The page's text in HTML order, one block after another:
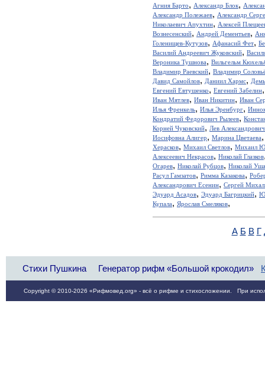
Агния Барто, Александр Блок,
Александр Полежаев, Александр
Николаевич Апухтин, Алексей
Вознесенский, Андрей Дементьев,
Голенищев-Кутузов, Афанасий Фет,
Василий Андреевич Жуковский,
Вероника Тушнова, Вильгельм
Владимир Раевский, Владимир
Давид Самойлов, Даниил Хармс,
Евгений Евтушенко, Евгений Забелин
Иван Мятлев, Иван Никитин, Иван
Илья Френкель, Илья Эренбург,
Кондратий Федорович Рылеев,
Корней Чуковский, Лев
Иосифовна Алигер, Марина Цветаева
Херасков, Михаил Светлов, Михаил
Алексеевич Некрасов, Николай Глазков
Огарев, Николай Рубцов, Николай
Расул Гамзатов, Римма Казакова,
Александрович Есенин, Сергей
Эдуард Асадов, Эдуард Багрицкий,
Купала, Ярослав Смеляков,
А Б В Г
Стихи Пушкина Генератор рифм «Большой крокодил»
Copyright © 2010-2026 «Рифмовед.org» - всё о рифме и стихосложении. При